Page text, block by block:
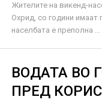
Жителите на викенд-
Охрид, со години
населбата е преполна ...
ВОДАТА ВО
ПРЕД